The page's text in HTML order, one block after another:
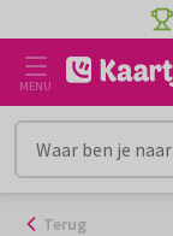
naar
inhoud
MENU
Terug